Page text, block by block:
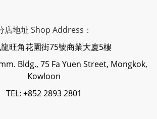
店地址 Shop Address：
旺角花園街75號商業大廈5樓
Bldg., 75 Fa Yuen Street, Mongkok,
Kowloon
TEL: +852 2893 2801